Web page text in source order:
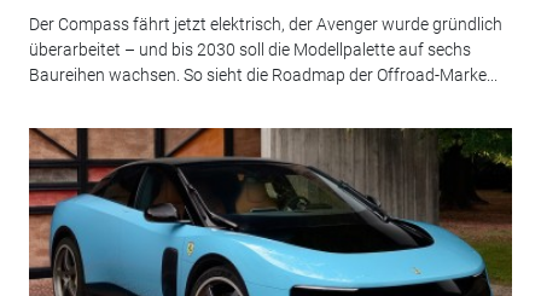
Der Compass fährt jetzt elektrisch, der Avenger wurde gründlich
überarbeitet – und bis 2030 soll die Modellpalette auf sechs
Baureihen wachsen. So sieht die Roadmap der Offroad-Marke...